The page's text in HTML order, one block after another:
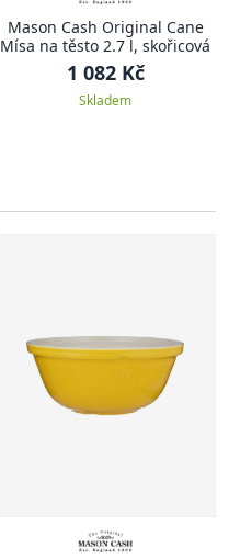
Mason Cash Original Cane
Mísa na těsto 2.7 l, skořicová
1 082 Kč
Skladem